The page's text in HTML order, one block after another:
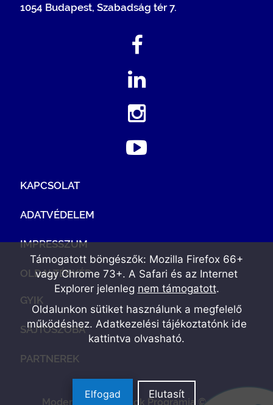
1054 Budapest, Szabadság tér 7.
KAPCSOLAT
ADATVÉDELEM
IMPRESSZUM
OLDALTÉRKÉP
GYIK
SAJTÓSZOBA
PARTNEREK
Modern Vállalkozások Programja © 2022
Támogatott böngészők: Mozilla Firefox 66+
vagy Chrome 73+. A Safari és az Internet
Explorer jelenleg nem támogatott.
Oldalunkon sütiket használunk a megfelelő
működéshez. Adatkezelési tájékoztatónk ide
kattintva olvasható.
Elfogad Elutasít